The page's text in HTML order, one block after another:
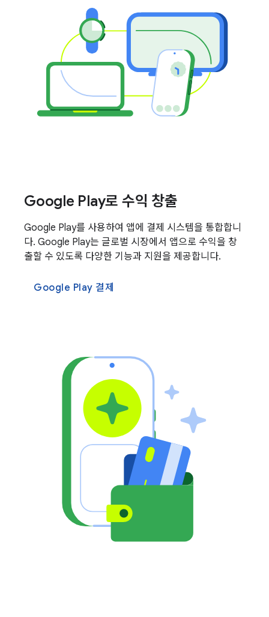
Google Play로 수익 창출
Google Play를 사용하여 앱에 결제 시스템을 통합합니
다. Google Play는 글로벌 시장에서 앱으로 수익을 창
출할 수 있도록 다양한 기능과 지원을 제공합니다.
Google Play 결제